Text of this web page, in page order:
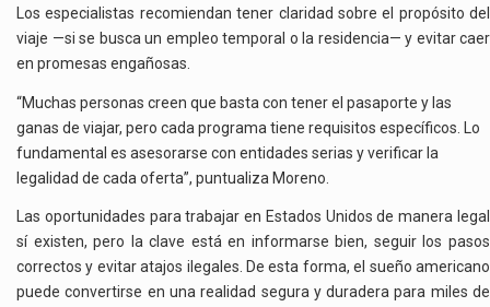
Los especialistas recomiendan tener claridad sobre el propósito del
viaje —si se busca un empleo temporal o la residencia— y evitar caer
en promesas engañosas.
“Muchas personas creen que basta con tener el pasaporte y las
ganas de viajar, pero cada programa tiene requisitos específicos. Lo
fundamental es asesorarse con entidades serias y verificar la
legalidad de cada oferta”, puntualiza Moreno.
Las oportunidades para trabajar en Estados Unidos de manera legal
sí existen, pero la clave está en informarse bien, seguir los pasos
correctos y evitar atajos ilegales. De esta forma, el sueño americano
puede convertirse en una realidad segura y duradera para miles de